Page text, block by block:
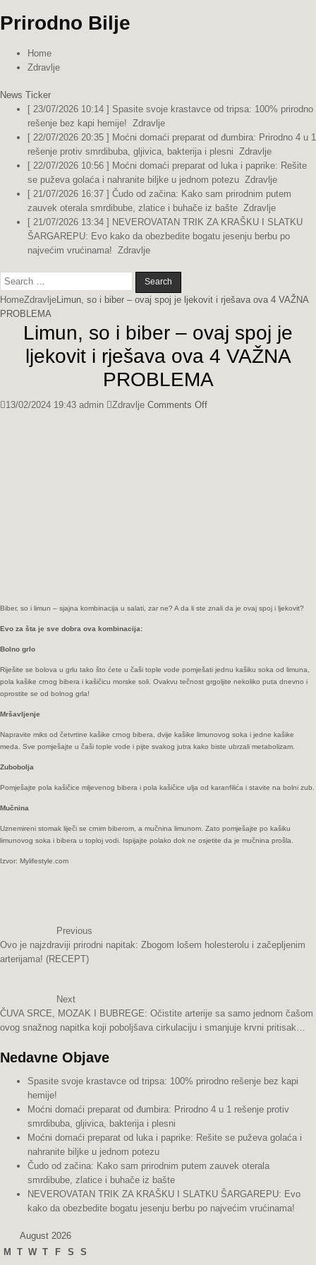
Prirodno Bilje
Home
Zdravlje
News Ticker
[ 23/07/2026 10:14 ] Spasite svoje krastavce od tripsa: 100% prirodno
rešenje bez kapi hemije! Zdravlje
[ 22/07/2026 20:35 ] Moćni domaći preparat od đumbira: Prirodno 4 u 1
rešenje protiv smrdibuba, gljivica, bakterija i plesni Zdravlje
[ 22/07/2026 10:56 ] Moćni domaći preparat od luka i paprike: Rešite
se puževa golaća i nahranite biljke u jednom potezu Zdravlje
[ 21/07/2026 16:37 ] Čudo od začina: Kako sam prirodnim putem
zauvek oterala smrdibube, zlatice i buhače iz bašte Zdravlje
[ 21/07/2026 13:34 ] NEVEROVATAN TRIK ZA KRAŠKU I SLATKU
ŠARGAREPU: Evo kako da obezbedite bogatu jesenju berbu po
najvećim vrućinama! Zdravlje
Search
for:
HomeZdravljeLimun, so i biber – ovaj spoj je ljekovit i rješava ova 4 VAŽNA
PROBLEMA
Limun, so i biber – ovaj spoj je
ljekovit i rješava ova 4 VAŽNA
PROBLEMA
13/02/2024 19:43 admin Zdravlje Comments Offon
Biber, so i limun – sjajna kombinacija u salati, zar ne? A da li ste znali da je ovaj spoj i ljekovit?
Evo za šta je sve dobra ova kombinacija:
Bolno grlo
Riješite se bolova u grlu tako što ćete u čaši tople vode pomješati jednu kašiku soka od limuna,
pola kašike crnog bibera i kašičicu morske soli. Ovakvu tečnost grgoljite nekoliko puta dnevno i
oprostite se od bolnog grla!
Mršavljenje
Napravite miks od četvrtine kašike crnog bibera, dvije kašike limunovog soka i jedne kašike
meda. Sve pomješajte u čaši tople vode i pijte svakog jutra kako biste ubrzali metabolizam.
Zubobolja
Pomješajte pola kašičice mljevenog bibera i pola kašičice ulja od karanfilića i stavite na bolni zub.
Mučnina
Uznemireni stomak liječi se crnim biberom, a mučnina limunom. Zato pomješajte po kašiku
limunovog soka i bibera u toploj vodi. Ispijajte polako dok ne osjetite da je mučnina prošla.
Izvor: Mylifestyle.com
Previous
Ovo je najzdraviji prirodni napitak: Zbogom lošem holesterolu i začepljenim
arterijama! (RECEPT)
Next
ČUVA SRCE, MOZAK I BUBREGE: Očistite arterije sa samo jednom čašom
ovog snažnog napitka koji poboljšava cirkulaciju i smanjuje krvni pritisak…
Nedavne Objave
Spasite svoje krastavce od tripsa: 100% prirodno rešenje bez kapi
hemije!
Moćni domaći preparat od đumbira: Prirodno 4 u 1 rešenje protiv
smrdibuba, gljivica, bakterija i plesni
Moćni domaći preparat od luka i paprike: Rešite se puževa golaća i
nahranite biljke u jednom potezu
Čudo od začina: Kako sam prirodnim putem zauvek oterala
smrdibube, zlatice i buhače iz bašte
NEVEROVATAN TRIK ZA KRAŠKU I SLATKU ŠARGAREPU: Evo
kako da obezbedite bogatu jesenju berbu po najvećim vrućinama!
August 2026
M
T W T F S
S